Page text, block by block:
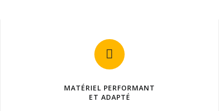
MATÉRIEL PERFORMANT
ET ADAPTÉ